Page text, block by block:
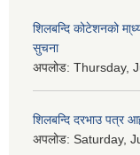
शिलबन्दि कोटेशनको
सुचना
अपलोड: Thursday,
शिलबन्दि दरभाउ पत्र
अपलोड: Saturday,